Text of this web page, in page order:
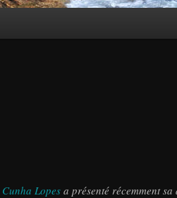
Lopesa présenté récemment sa